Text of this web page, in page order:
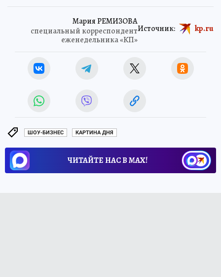
Мария РЕМИЗОВА
специальный корреспондент
еженедельника «КП»
Источник: kp.ru
ШОУ-БИЗНЕС КАРТИНА ДНЯ
ЧИТАЙТЕ НАС В МАХ!